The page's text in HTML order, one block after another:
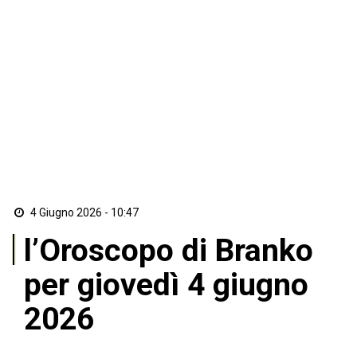
4 Giugno 2026 - 10:47
l’Oroscopo di Branko
per giovedì 4 giugno
2026